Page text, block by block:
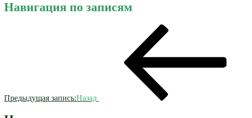
Навигация по записям
Предыдущая запись:Назад